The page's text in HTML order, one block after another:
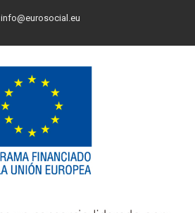
info@eurosocial.eu